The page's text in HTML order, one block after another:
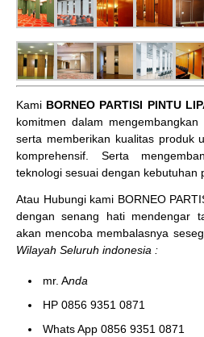
Kami BORNEO PARTISI PINTU
komitmen dalam
serta memberikan kualitas produk
komprehensif. Serta
teknologi sesuai dengan kebutuhan
Atau Hubungi kami BORNEO
dengan senang hati mendengar
akan mencoba membalasnya
Wilayah Seluruh indonesia :
mr. Anda
HP 0856 9351 0871
Whats App 0856 9351 0871